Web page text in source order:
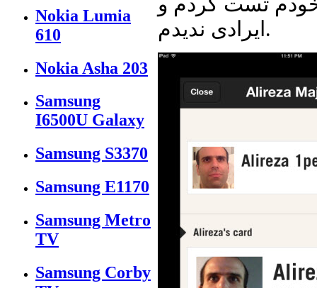
Nokia Lumia
610
Nokia Asha 203
Samsung
I6500U Galaxy
Samsung S3370
Samsung E1170
Samsung Metro
TV
Samsung Corby
ایرادی ندیدم.